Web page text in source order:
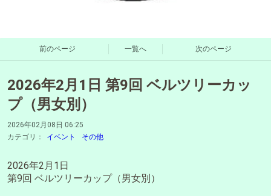
前のページ 一覧へ 次のページ
2026年2月1日 第9回 ベルツリーカッ
プ（男女別）
2026年02月08日 06:25
カテゴリ：
イベント その他
2026年2月1日
第9回 ベルツリーカップ（男女別）